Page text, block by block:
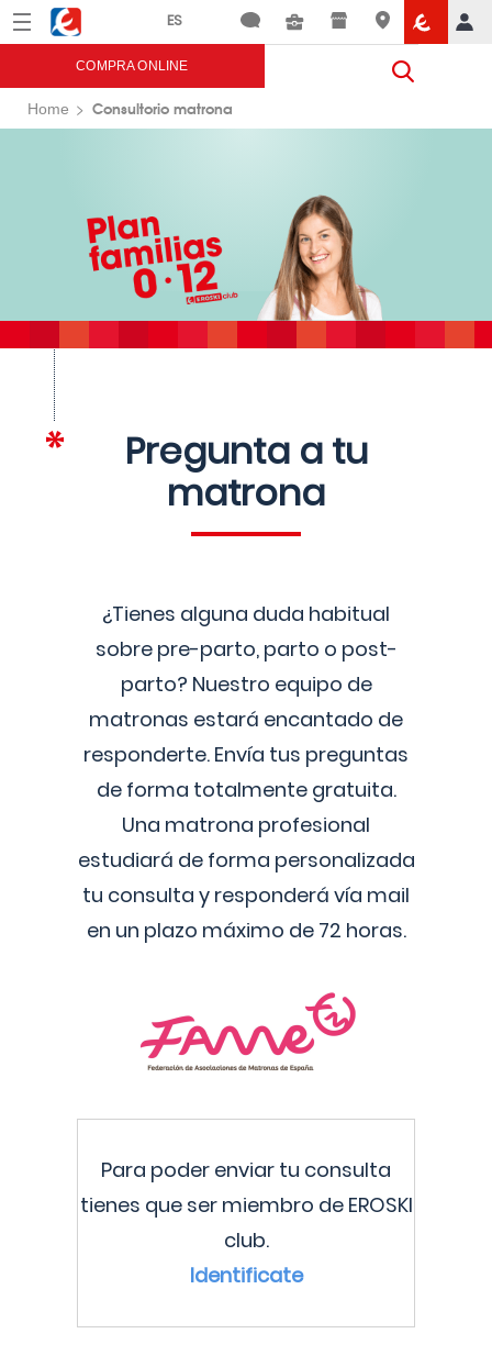
Menú Eroski
COMPRA ONLINE
Home Consultorio matrona
Pregunta a tu
matrona
¿Tienes alguna duda habitual
sobre pre-parto, parto o post-
parto? Nuestro equipo de
matronas estará encantado de
responderte. Envía tus preguntas
de forma totalmente gratuita.
Una matrona profesional
estudiará de forma personalizada
tu consulta y responderá vía mail
en un plazo máximo de 72 horas.
Para poder enviar tu consulta
tienes que ser miembro de EROSKI
club.
Identificate